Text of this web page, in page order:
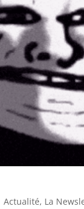
Actualité, La